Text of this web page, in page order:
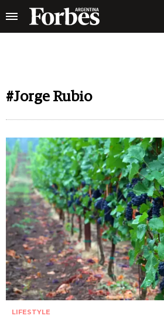
#Jorge Rubio
LIFESTYLE